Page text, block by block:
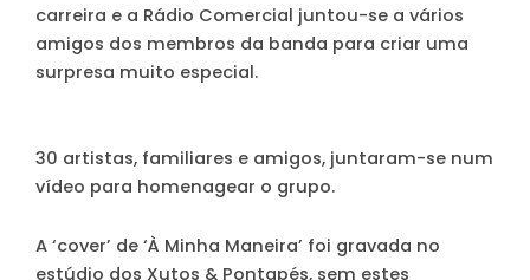
carreira e a Rádio Comercial juntou-se a vários
amigos dos membros da banda para criar uma
surpresa muito especial.
30 artistas, familiares e amigos, juntaram-se num
vídeo para homenagear o grupo.
A ‘cover’ de ‘À Minha Maneira’ foi gravada no
estúdio dos Xutos & Pontapés, sem estes